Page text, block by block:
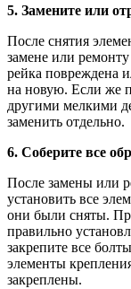
5. Замените или
После снятия
замене или
рейка повреждена
на новую. Если же
другими мелкими
заменить отдельно.
6. Соберите все
После замены или
установить все
они были сняты.
правильно
закрепите все
элементы
закреплены.